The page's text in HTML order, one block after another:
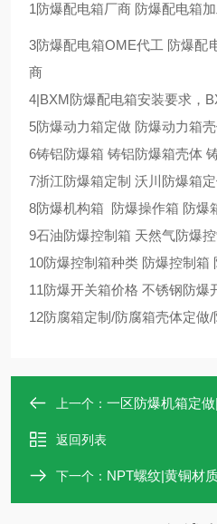
1防爆配电箱厂商 防爆配电箱
3防爆配电箱OME代工 防爆配
商
4|BXM防爆配电箱安装要求，
5防爆动力箱定做 防爆动力箱
6铸铝防爆箱 铸铝防爆箱壳体
7浙江防爆箱定制 沃川防爆箱
8防爆机构箱 防爆操作箱 防爆
9石油防爆控制箱 天然气防爆
10防爆控制箱种类 防爆控制箱
11防爆开关箱价格 不锈钢防爆
12防腐箱定制/防腐箱壳体定做
上一个： 一区防爆机箱定
返回列表
下一个： NPT螺纹|黄铜材